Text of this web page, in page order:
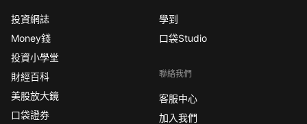
投資網誌
Money錢
投資小學堂
財經百科
美股放大鏡
口袋證券
學到
口袋Studio
聯絡我們
客服中心
加入我們